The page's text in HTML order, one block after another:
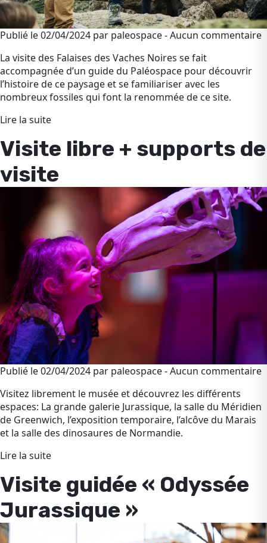
Publié le 02/04/2024 par paleospace - Aucun commentaire
La visite des Falaises des Vaches Noires se fait
accompagnée d’un guide du Paléospace pour découvrir
l’histoire de ce paysage et se familiariser avec les
nombreux fossiles qui font la renommée de ce site.
Lire la suite
Visite libre + supports de
visite
Publié le 02/04/2024 par paleospace - Aucun commentaire
Visitez librement le musée et découvrez les différents
espaces: La grande galerie Jurassique, la salle du Méridien
de Greenwich, l’exposition temporaire, l’alcôve du Marais
et la salle des dinosaures de Normandie.
Lire la suite
Visite guidée « Odyssée
Jurassique »